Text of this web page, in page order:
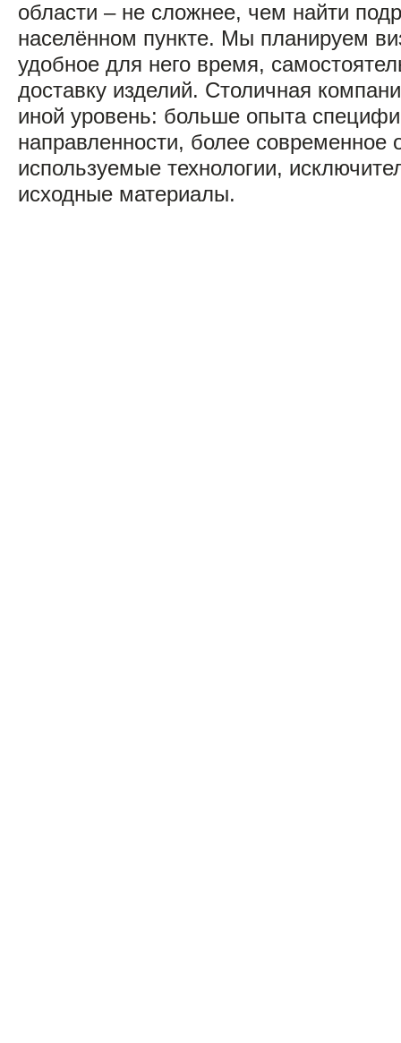
области – не сложнее, чем найти
населённом пункте. Мы планируем
удобное для него время,
доставку изделий. Столичная
иной уровень: больше опыта
направленности, более современное
используемые технологии,
исходные материалы.